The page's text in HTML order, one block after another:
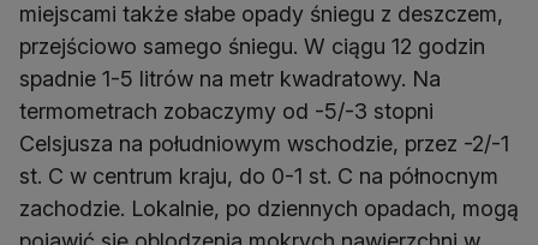
miejscami także słabe opady śniegu z deszczem,
przejściowo samego śniegu. W ciągu 12 godzin
spadnie 1-5 litrów na metr kwadratowy. Na
termometrach zobaczymy od -5/-3 stopni
Celsjusza na południowym wschodzie, przez -2/-1
st. C w centrum kraju, do 0-1 st. C na północnym
zachodzie. Lokalnie, po dziennych opadach, mogą